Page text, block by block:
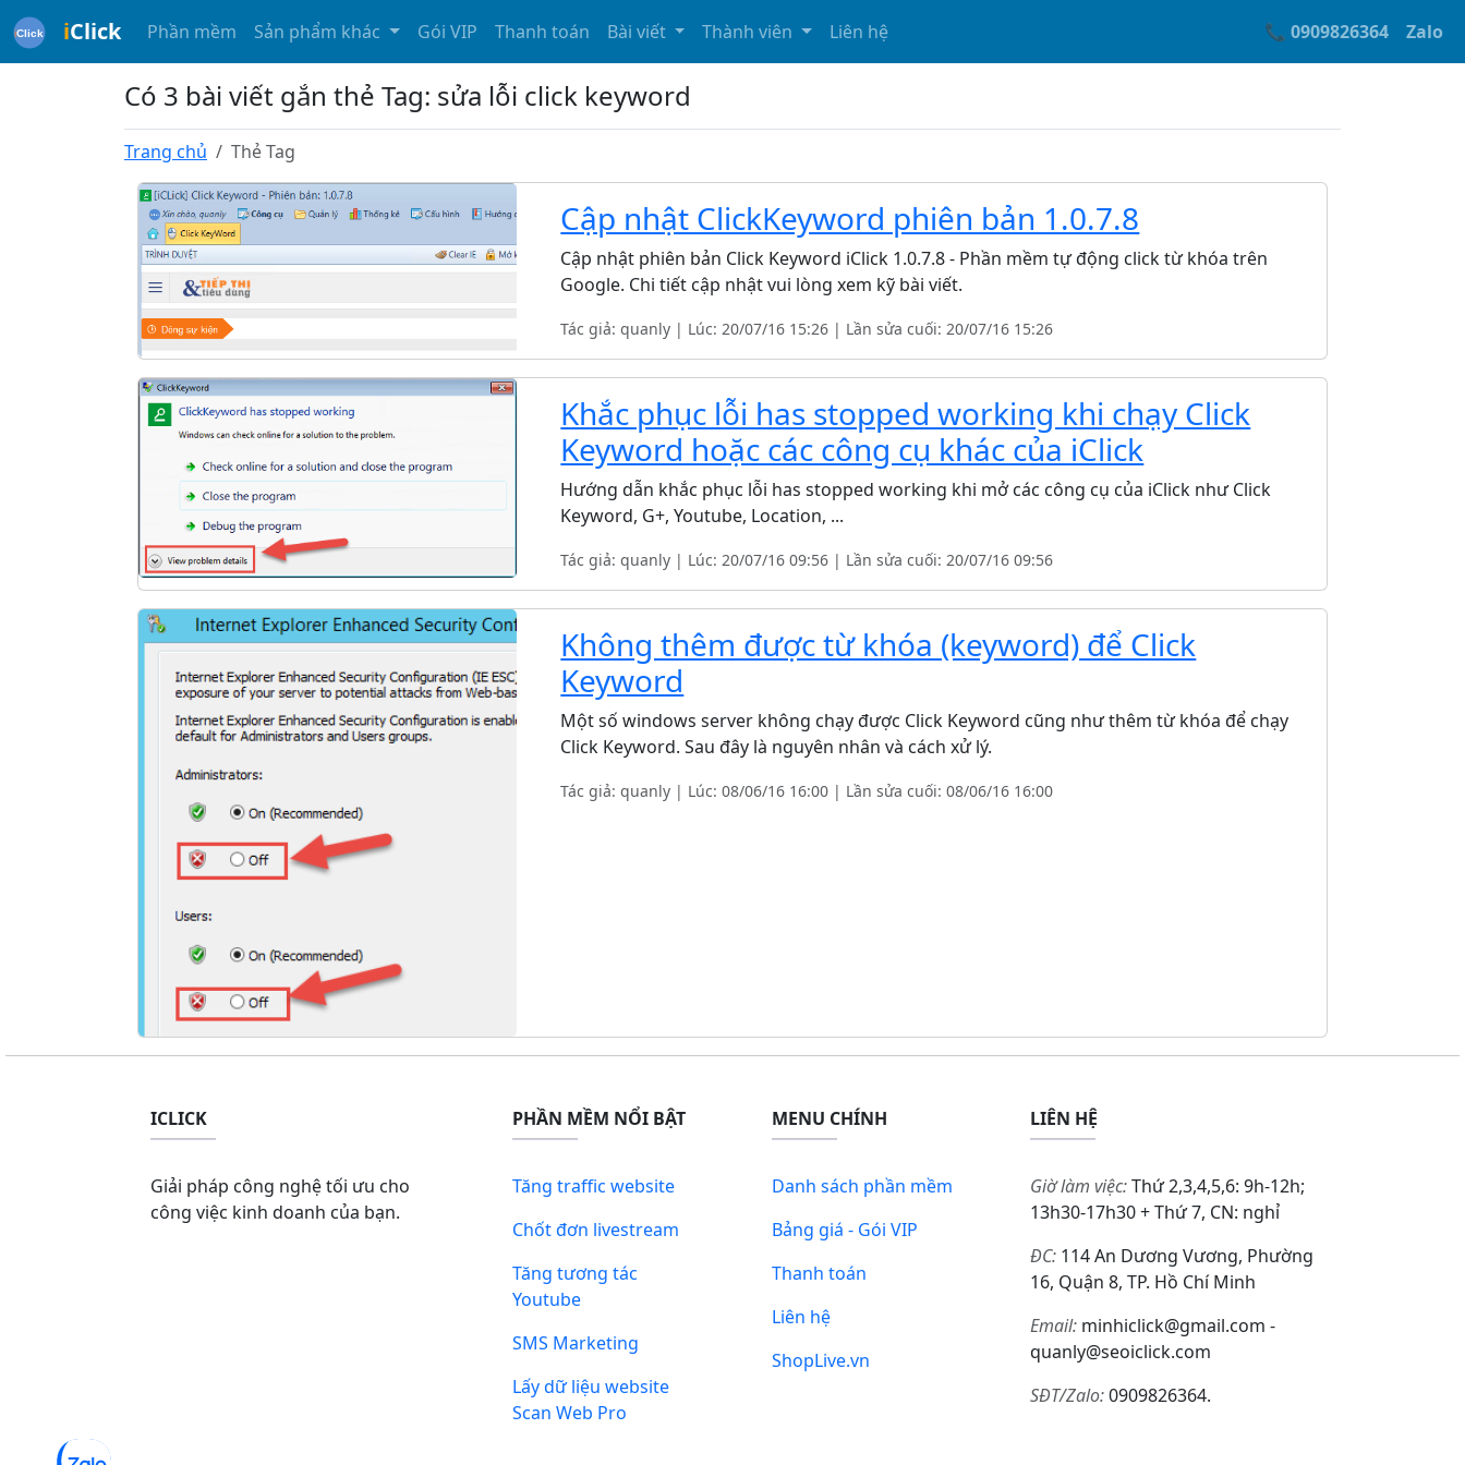
iClick Phần mềm Sản phẩm khác Gói VIP Thanh toán Bài viết Thành viên Liên hệ 📞 0909826364 Zalo
Có 3 bài viết gắn thẻ Tag: sửa lỗi click keyword
Trang chủ Thẻ Tag
Cập nhật ClickKeyword phiên bản 1.0.7.8
Cập nhật phiên bản Click Keyword iClick 1.0.7.8 - Phần mềm tự động click từ khóa trên
Google. Chi tiết cập nhật vui lòng xem kỹ bài viết.
Tác giả: quanly | Lúc: 20/07/16 15:26 | Lần sửa cuối: 20/07/16 15:26
Khắc phục lỗi has stopped working khi chạy Click
Keyword hoặc các công cụ khác của iClick
Hướng dẫn khắc phục lỗi has stopped working khi mở các công cụ của iClick như Click
Keyword, G+, Youtube, Location, ...
Tác giả: quanly | Lúc: 20/07/16 09:56 | Lần sửa cuối: 20/07/16 09:56
Không thêm được từ khóa (keyword) để Click
Keyword
Một số windows server không chạy được Click Keyword cũng như thêm từ khóa để chạy
Click Keyword. Sau đây là nguyên nhân và cách xử lý.
Tác giả: quanly | Lúc: 08/06/16 16:00 | Lần sửa cuối: 08/06/16 16:00
ICLICK
Giải pháp công nghệ tối ưu cho
công việc kinh doanh của bạn.
PHẦN MỀM NỔI BẬT
Tăng traffic website
Chốt đơn livestream
Tăng tương tác
Youtube
SMS Marketing
Lấy dữ liệu website
Scan Web Pro
MENU CHÍNH
Danh sách phần mềm
Bảng giá - Gói VIP
Thanh toán
Liên hệ
ShopLive.vn
LIÊN HỆ
Giờ làm việc:Thứ 2,3,4,5,6: 9h-12h;
13h30-17h30 + Thứ 7, CN: nghỉ
ĐC: 114 An Dương Vương, Phường
16, Quận 8, TP. Hồ Chí Minh
Email: minhiclick@gmail.com -
quanly@seoiclick.com
SĐT/Zalo:0909826364.